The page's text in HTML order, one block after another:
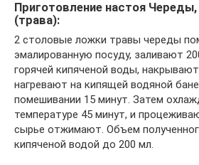
Приготовление настоя
(трава):
2 столовые ложки травы череды
эмалированную посуду, заливают
горячей кипяченой воды,
нагревают на кипящей водяной
помешивании 15 минут. Затем
температуре 45 минут, и
сырье отжимают. Объем
кипяченой водой до 200 мл.